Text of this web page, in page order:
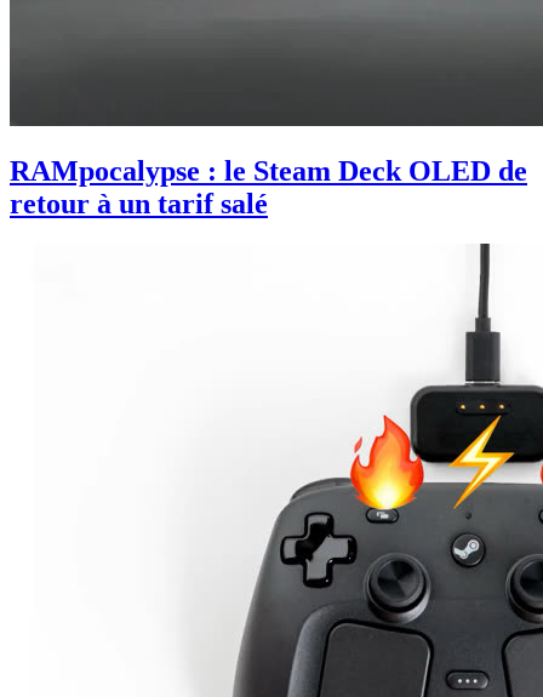
RAMpocalypse : le Steam Deck OLED de
retour à un tarif salé